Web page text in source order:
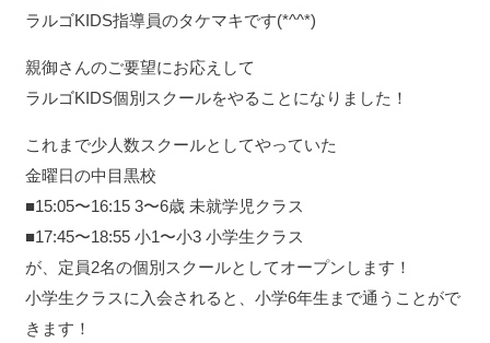
ラルゴKIDS指導員のタケマキです(*^^*)
親御さんのご要望にお応えして
ラルゴKIDS個別スクールをやることになりました！
これまで少人数スクールとしてやっていた
金曜日の中目黒校
■15:05〜16:15 3〜6歳 未就学児クラス
■17:45〜18:55 小1〜小3 小学生クラス
が、定員2名の個別スクールとしてオープンします！
小学生クラスに入会されると、小学6年生まで通うことがで
きます！